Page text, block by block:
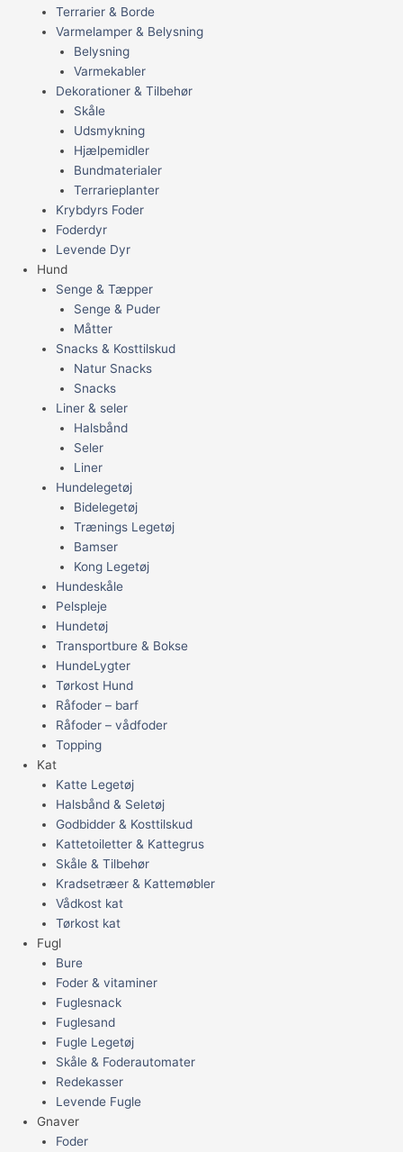
Terrarier & Borde
Varmelamper & Belysning
Belysning
Varmekabler
Dekorationer & Tilbehør
Skåle
Udsmykning
Hjælpemidler
Bundmaterialer
Terrarieplanter
Krybdyrs Foder
Foderdyr
Levende Dyr
Hund
Senge & Tæpper
Senge & Puder
Måtter
Snacks & Kosttilskud
Natur Snacks
Snacks
Liner & seler
Halsbånd
Seler
Liner
Hundelegetøj
Bidelegetøj
Trænings Legetøj
Bamser
Kong Legetøj
Hundeskåle
Pelspleje
Hundetøj
Transportbure & Bokse
HundeLygter
Tørkost Hund
Råfoder – barf
Råfoder – vådfoder
Topping
Kat
Katte Legetøj
Halsbånd & Seletøj
Godbidder & Kosttilskud
Kattetoiletter & Kattegrus
Skåle & Tilbehør
Kradsetræer & Kattemøbler
Vådkost kat
Tørkost kat
Fugl
Bure
Foder & vitaminer
Fuglesnack
Fuglesand
Fugle Legetøj
Skåle & Foderautomater
Redekasser
Levende Fugle
Gnaver
Foder